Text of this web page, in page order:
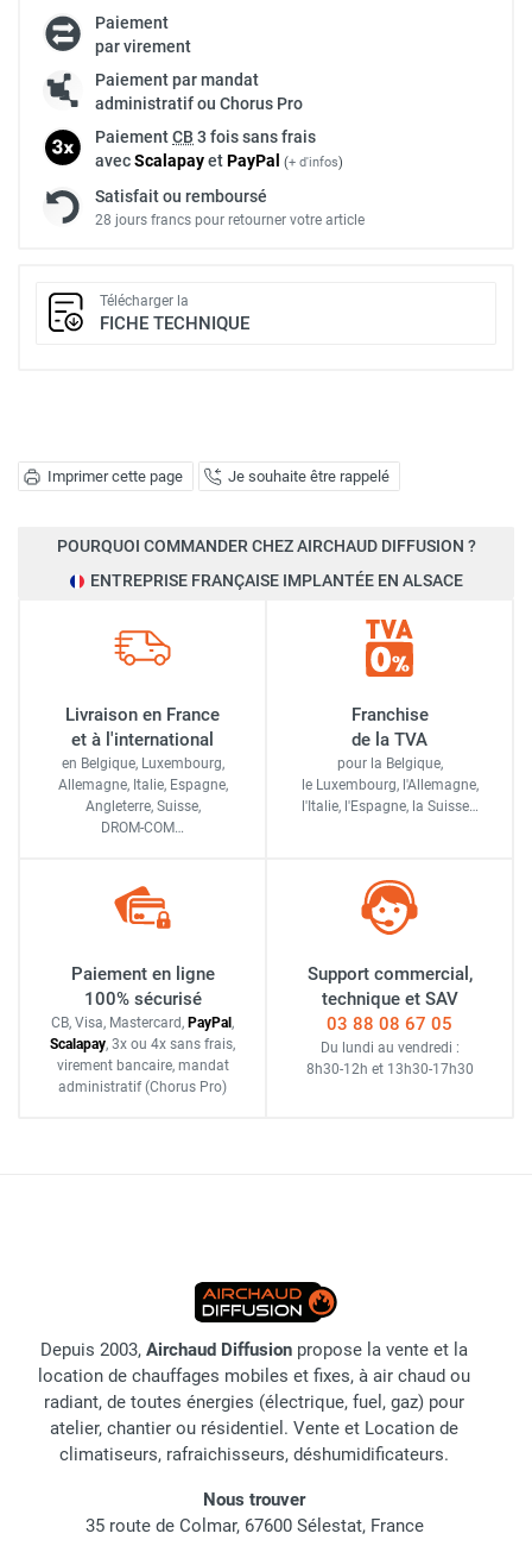
Imprimer cette page Je souhaite être rappelé
Paiement
par virement
Paiement par mandat
administratif ou Chorus Pro
PaiementCB 3 fois sans frais
avecScalapayetPayPal (+ d'infos)
Satisfait ou remboursé
28 jours francs pour retourner votre article
Télécharger la
FICHE TECHNIQUE
POURQUOI COMMANDER CHEZ AIRCHAUD DIFFUSION ?
ENTREPRISE FRANÇAISE IMPLANTÉE EN ALSACE
Livraison en France
et à l'international
en Belgique, Luxembourg,
Allemagne, Italie, Espagne,
Angleterre, Suisse,
DROM-COM…
Franchise
de la TVA
pour la Belgique,
le Luxembourg, l'Allemagne,
l'Italie, l'Espagne, la Suisse…
Paiement en ligne
100% sécurisé
CB, Visa, Mastercard, PayPal ,
Scalapay, 3x ou 4x sans frais,
virement bancaire, mandat
administratif (Chorus Pro)
Support commercial,
technique et SAV
03 88 08 67 05
Du lundi au vendredi :
8h30-12h et 13h30-17h30
Depuis 2003, Airchaud Diffusion propose la vente et la
location de chauffages mobiles et fixes, à air chaud ou
radiant, de toutes énergies (électrique, fuel, gaz) pour
atelier, chantier ou résidentiel. Vente et Location de
climatiseurs, rafraichisseurs, déshumidificateurs.
Nous trouver
35 route de Colmar, 67600 Sélestat, France